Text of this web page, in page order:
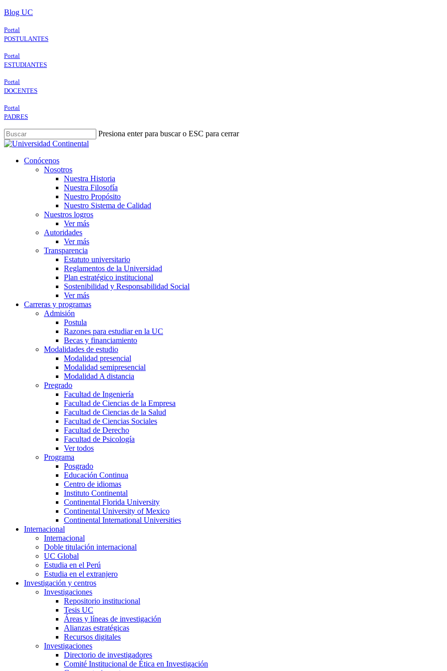
Skip
main
content
Blog UC
Portal
POSTULANTES
Portal
ESTUDIANTES
Portal
DOCENTES
Portal
PADRES
Presiona enter para buscar o ESC para cerrar
Close
search
Menu
Conócenos
Nosotros
Nuestra Historia
Nuestra Filosofía
Nuestro Propósito
Nuestro Sistema de Calidad
Nuestros logros
Ver más
Autoridades
Ver más
Transparencia
Estatuto universitario
Reglamentos de la Universidad
Plan estratégico institucional
Sostenibilidad y Responsabilidad Social
Ver más
Carreras y programas
Admisión
Postula
Razones para estudiar en la UC
Becas y financiamiento
Modalidades de estudio
Modalidad presencial
Modalidad semipresencial
Modalidad A distancia
Pregrado
Facultad de Ingeniería
Facultad de Ciencias de la Empresa
Facultad de Ciencias de la Salud
Facultad de Ciencias Sociales
Facultad de Derecho
Facultad de Psicología
Ver todos
Programa
Posgrado
Educación Continua
Centro de idiomas
Instituto Continental
Continental Florida University
Continental University of Mexico
Continental International Universities
Internacional
Internacional
Doble titulación internacional
UC Global
Estudia en el Perú
Estudia en el extranjero
Investigación y centros
Investigaciones
Repositorio institucional
Tesis UC
Áreas y líneas de investigación
Alianzas estratégicas
Recursos digitales
Investigaciones
Directorio de investigadores
Comité Institucional de Ética en Investigación